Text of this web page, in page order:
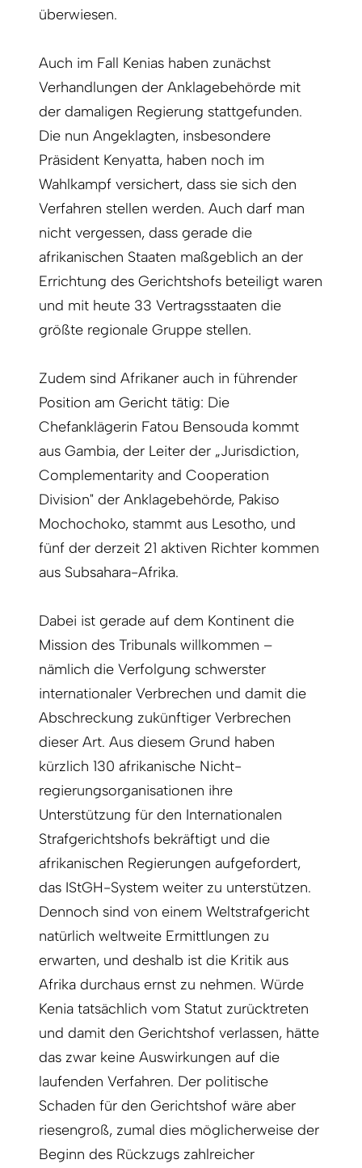
überwiesen.
Auch im Fall Kenias haben zunächst
Verhandlungen der Anklagebehörde mit
der damaligen Regierung stattgefunden.
Die nun Angeklagten, insbesondere
Präsident Kenyatta, haben noch im
Wahlkampf versichert, dass sie sich den
Verfahren stellen werden. Auch darf man
nicht vergessen, dass gerade die
afrikanischen Staaten maßgeblich an der
Errichtung des Gerichtshofs beteiligt waren
und mit heute 33 Vertragsstaaten die
größte regionale Gruppe stellen.
Zudem sind Afrikaner auch in führender
Position am Gericht tätig: Die
Chefanklägerin Fatou Bensouda kommt
aus Gambia, der Leiter der „Jurisdiction,
Complementarity and Cooperation
Division" der Anklagebehörde, Pakiso
Mochochoko, stammt aus Lesotho, und
fünf der derzeit 21 aktiven Richter kommen
aus Sub­sahara-Afrika.
Dabei ist gerade auf dem Kontinent die
Mission des Tribunals willkommen –
nämlich die Verfolgung schwerster
internationaler Verbrechen und damit die
Abschreckung zukünftiger Verbrechen
dieser Art. Aus diesem Grund haben
kürzlich 130 afrikanische Nicht­
regierungsorganisationen ihre
Unterstützung für den Internationalen
Strafgerichtshofs bekräftigt und die
afrikanischen Regierungen aufgefordert,
das IStGH-System weiter zu unterstützen.
Dennoch sind von einem Weltstrafgericht
natürlich weltweite Ermittlungen zu
erwarten, und deshalb ist die Kritik aus
Afrika durchaus ernst zu nehmen. Würde
Kenia tatsächlich vom Statut zurücktreten
und damit den Gerichtshof verlassen, hätte
das zwar keine Auswirkungen auf die
laufenden Verfahren. Der politische
Schaden für den Gerichtshof wäre aber
riesengroß, zumal dies möglicherweise der
Beginn des Rückzugs zahlreicher